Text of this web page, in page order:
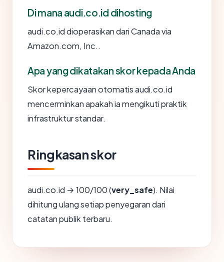
Di mana audi.co.id dihosting
audi.co.id dioperasikan dari Canada via
Amazon.com, Inc..
Apa yang dikatakan skor kepada Anda
Skor kepercayaan otomatis audi.co.id
mencerminkan apakah ia mengikuti praktik
infrastruktur standar.
Ringkasan skor
audi.co.id → 100/100 (very_safe). Nilai
dihitung ulang setiap penyegaran dari
catatan publik terbaru.